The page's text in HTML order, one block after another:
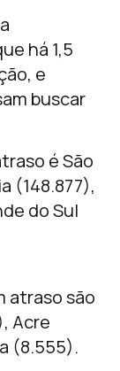
há 1,5
e
buscar
é São
(148.877),
do Sul
atraso são
Acre
(8.555).